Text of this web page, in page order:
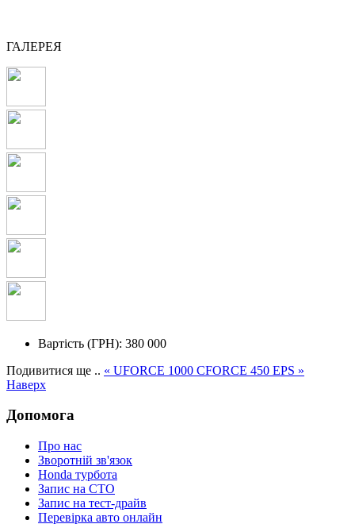
ГАЛЕРЕЯ
Вартість (ГРН): 380 000
Подивитися ще .. « UFORCE 1000 CFORCE 450 EPS »
Наверх
Допомога
Про нас
Зворотній зв'язок
Honda турбота
Запис на СТО
Запис на тест-драйв
Перевірка авто онлайн